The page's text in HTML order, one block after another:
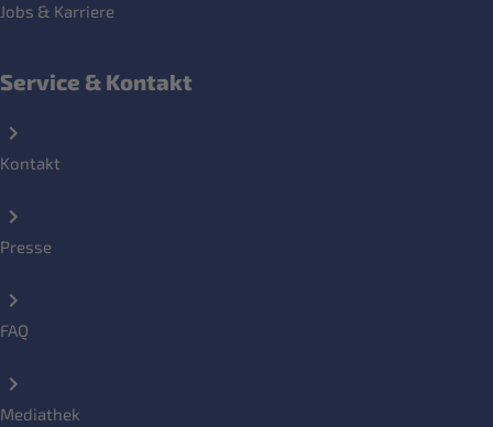
Jobs & Karriere
Service & Kontakt
Kontakt
Presse
FAQ
Mediathek